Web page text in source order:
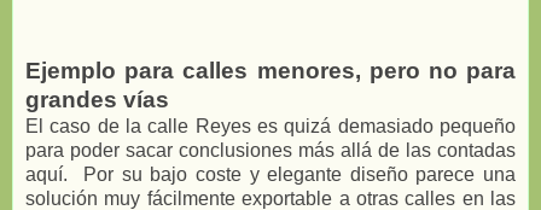
Ejemplo para calles menores, pero no para
grandes vías
El caso de la calle Reyes es quizá demasiado pequeño
para poder sacar conclusiones más allá de las contadas
aquí. Por su bajo coste y elegante diseño parece una
solución muy fácilmente exportable a otras calles en las